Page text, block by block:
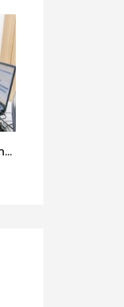
Meu SUS Digital amplia teleatendimentos para pessoas com problemas com jogos e apostas